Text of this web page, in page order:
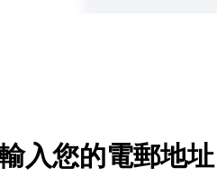
入您的電郵地址